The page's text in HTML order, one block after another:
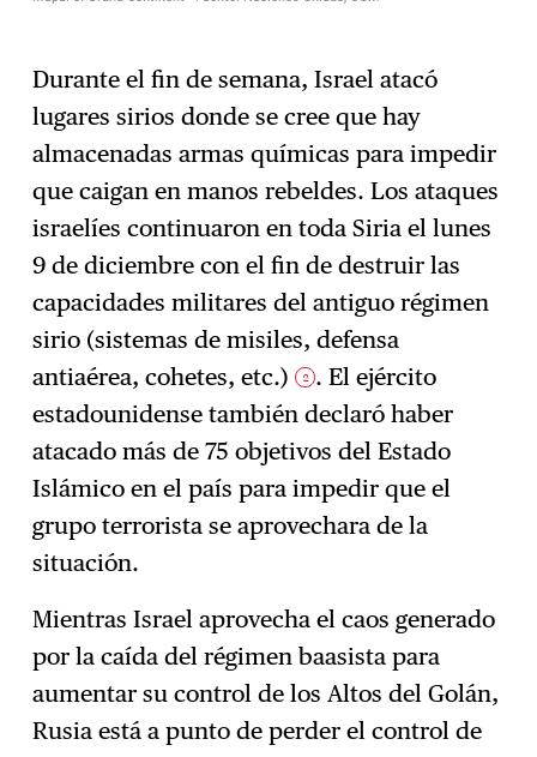
Durante el fin de semana, Israel atacó
lugares sirios donde se cree que hay
almacenadas armas químicas para impedir
que caigan en manos rebeldes. Los ataques
israelíes continuaron en toda Siria el lunes
9 de diciembre con el fin de destruir las
capacidades militares del antiguo régimen
sirio (sistemas de misiles, defensa
antiaérea, cohetes, etc.) 2 . El ejército
estadounidense también declaró haber
atacado más de 75 objetivos del Estado
Islámico en el país para impedir que el
grupo terrorista se aprovechara de la
situación.
Mientras Israel aprovecha el caos generado
por la caída del régimen baasista para
aumentar su control de los Altos del Golán,
Rusia está a punto de perder el control de